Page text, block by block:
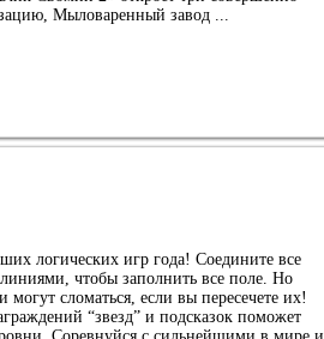
Мыловаренный завод ...
логических игр года! Соедините все
чтобы заполнить все поле. Но
могут сломаться, если вы пересечете их!
“звезд” и подсказок поможет